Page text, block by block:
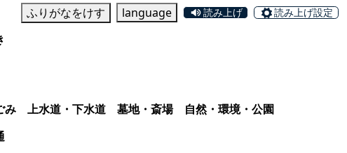
ふりがなをけす language 読み上げ 読み上げ設定
み 上水道・下水道 墓地・斎場
自然・環境・公園